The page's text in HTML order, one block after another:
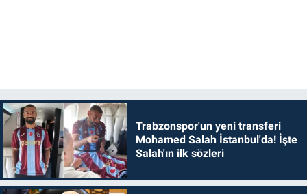
Trabzonspor'un yeni transferi
Mohamed Salah İstanbul'da! İşte
Salah'ın ilk sözleri